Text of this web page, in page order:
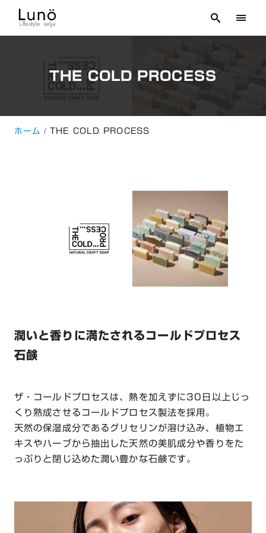
THE COLD PROCESS
ホーム THE COLD PROCESS
潤いと香りに満たされるコールドプロセス
石鹸
ザ・コールドプロセスは、熱を加えずに30日以上じっ
くり熟成させるコールドプロセス製法を採用。
天然の保湿成分であるグリセリンが溶け込み、植物エ
キスやハーブから抽出した天然の美肌成分や香りをた
っぷりと閉じ込めた潤い豊かな石鹸です。